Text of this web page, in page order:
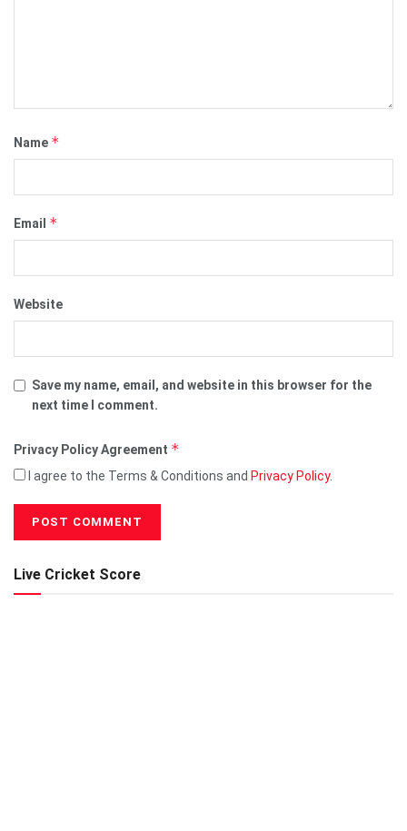
Name *
Email *
Website
Save my name, email, and website in this browser for the
next time I comment.
Privacy Policy Agreement *
I agree to the Terms & Conditions and Privacy Policy.
Live Cricket Score